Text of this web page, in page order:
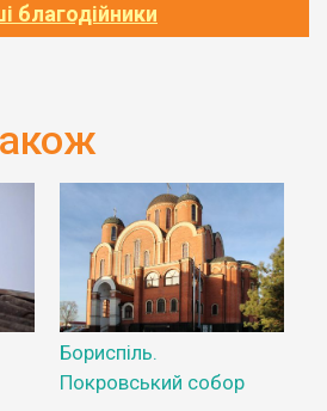
благодійники
Бориспіль.
Покровський собор